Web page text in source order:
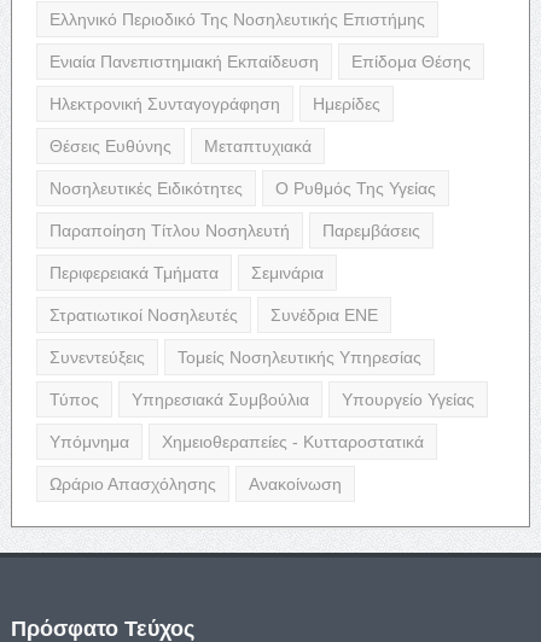
Ελληνικό Περιοδικό Της Νοσηλευτικής Επιστήμης
Ενιαία Πανεπιστημιακή Εκπαίδευση Επίδομα Θέσης
Ηλεκτρονική Συνταγογράφηση Ημερίδες
Θέσεις Ευθύνης Μεταπτυχιακά
Νοσηλευτικές Ειδικότητες Ο Ρυθμός Της Υγείας
Παραποίηση Τίτλου Νοσηλευτή Παρεμβάσεις
Περιφερειακά Τμήματα Σεμινάρια
Στρατιωτικοί Νοσηλευτές Συνέδρια ΕΝΕ
Συνεντεύξεις Τομείς Νοσηλευτικής Υπηρεσίας
Τύπος Υπηρεσιακά Συμβούλια Υπουργείο Υγείας
Υπόμνημα Χημειοθεραπείες - Κυτταροστατικά
Ωράριο Απασχόλησης Ανακοίνωση
Πρόσφατο Τεύχος